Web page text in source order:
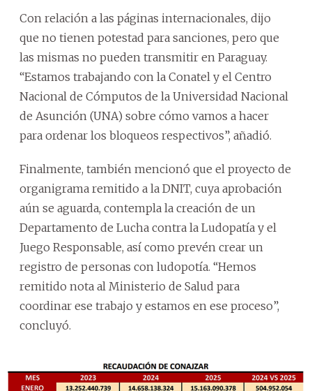
Con relación a las páginas internacionales, dijo
que no tienen potestad para sanciones, pero que
las mismas no pueden transmitir en Paraguay.
“Estamos trabajando con la Conatel y el Centro
Nacional de Cómputos de la Universidad Nacional
de Asunción (UNA) sobre cómo vamos a hacer
para ordenar los bloqueos respectivos”, añadió.
Finalmente, también mencionó que el proyecto de
organigrama remitido a la DNIT, cuya aprobación
aún se aguarda, contempla la creación de un
Departamento de Lucha contra la Ludopatía y el
Juego Responsable, así como prevén crear un
registro de personas con ludopotía. “Hemos
remitido nota al Ministerio de Salud para
coordinar ese trabajo y estamos en ese proceso”,
concluyó.